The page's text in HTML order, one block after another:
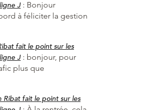
J : Bonjour
à féliciter la gestion
fait le point sur les
J : bonjour, pour
plus que
Ribat fait le point sur les